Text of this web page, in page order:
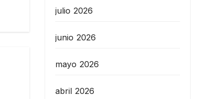
julio 2026
junio 2026
mayo 2026
abril 2026